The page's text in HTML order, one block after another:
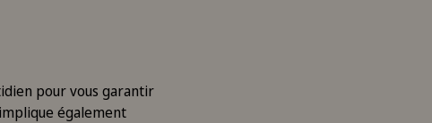
pour vous garantir
également